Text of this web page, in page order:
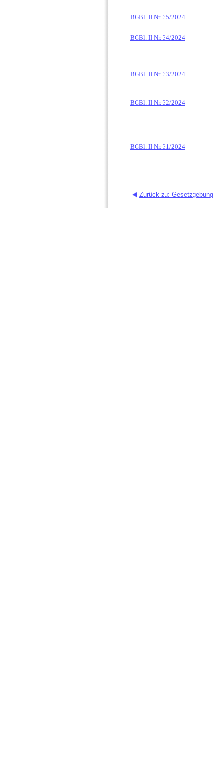
BGBl. II Nr. 35/2024
BGBl. II Nr. 34/2024
BGBl. II Nr. 33/2024
BGBl. II Nr. 32/2024
BGBl. II Nr. 31/2024
Zurück zu: Gesetzgebung